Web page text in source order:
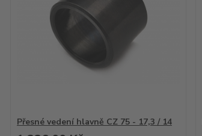
Přesné vedení hlavně CZ 75 - 17,3 / 14